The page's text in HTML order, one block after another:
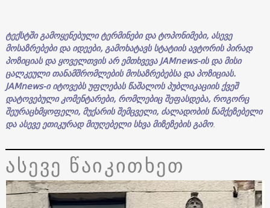
ტექსტშიგამოყენებული ტერმინები და ტოპონიმები, ასევე
მოსაზრებები და იდეები,გამოხატავს სტატიის ავტორის პირად
პოზიციას დაყოველთვის არემთხვევაJAMnews-ის და მისი
ცალკეული თანამშრომლების მოსაზრებებსა და პოზიციას.
JAMnews-ი იტოვებსუფლებას წაშალოს პუბლიკაციისქვეშ
დატოვებულიკომენტარები, რომლებიც შეფასდება, როგორც
შეურაცხმყოფელი, მუქარის შემცველი, ძალადობის წამქეზებელი
და ასევეეთიკურად მიუღებელი სხვა მიზეზებისგამო.
ასევე წაიკითხეთ